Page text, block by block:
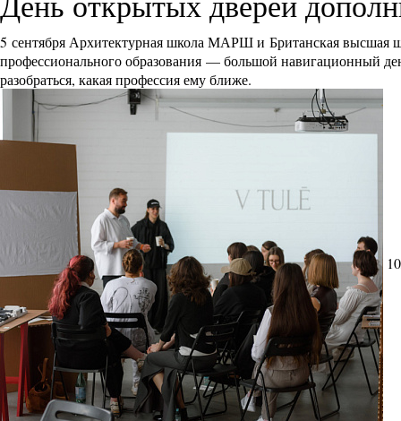
5 сентября Архитектурная школа МАРШ и Британская высшая
профессионального образования — большой навигационный
разобраться, какая профессия ему ближе.